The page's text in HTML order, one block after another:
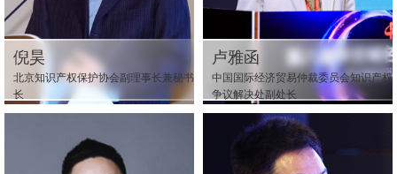
倪昊
北京知识产权保护协会副理事长兼秘书
长
卢雅函
中国国际经济贸易仲裁委员会知识产权
争议解决处副处长